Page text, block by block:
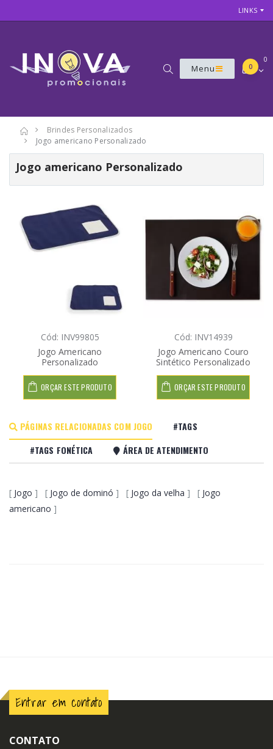
LINKS
Menu
0
0
Brindes Personalizados
Jogo americano Personalizado
Jogo americano Personalizado
Cód: INV99805
Jogo Americano
Personalizado
ORÇAR ESTE PRODUTO
Cód: INV14939
Jogo Americano Couro
Sintético Personalizado
ORÇAR ESTE PRODUTO
PÁGINAS RELACIONADAS COM JOGO
#TAGS
#TAGS FONÉTICA
ÁREA DE ATENDIMENTO
[ Jogo ] [ Jogo de dominó ] [ Jogo da velha ] [ Jogo
americano ]
Entrar em contato
CONTATO